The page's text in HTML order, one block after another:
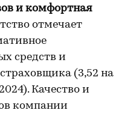
и комфортная
отмечает
средств и
(3,52 на
Качество и
компании